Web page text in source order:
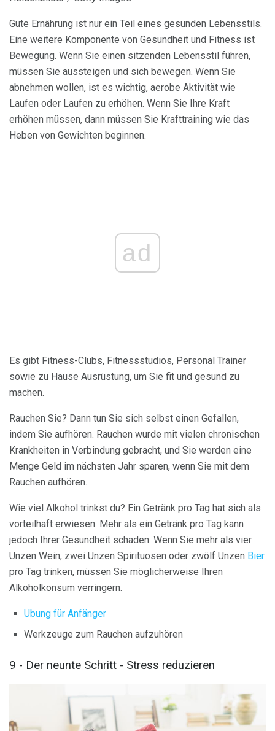
Gute Ernährung ist nur ein Teil eines gesunden Lebensstils.
Eine weitere Komponente von Gesundheit und Fitness ist
Bewegung. Wenn Sie einen sitzenden Lebensstil führen,
müssen Sie aussteigen und sich bewegen. Wenn Sie
abnehmen wollen, ist es wichtig, aerobe Aktivität wie
Laufen oder Laufen zu erhöhen. Wenn Sie Ihre Kraft
erhöhen müssen, dann müssen Sie Krafttraining wie das
Heben von Gewichten beginnen.
ad
Es gibt Fitness-Clubs, Fitnessstudios, Personal Trainer
sowie zu Hause Ausrüstung, um Sie fit und gesund zu
machen.
Rauchen Sie? Dann tun Sie sich selbst einen Gefallen,
indem Sie aufhören. Rauchen wurde mit vielen chronischen
Krankheiten in Verbindung gebracht, und Sie werden eine
Menge Geld im nächsten Jahr sparen, wenn Sie mit dem
Rauchen aufhören.
Wie viel Alkohol trinkst du? Ein Getränk pro Tag hat sich als
vorteilhaft erwiesen. Mehr als ein Getränk pro Tag kann
jedoch Ihrer Gesundheit schaden. Wenn Sie mehr als vier
Unzen Wein, zwei Unzen Spirituosen oder zwölf Unzen Bier
pro Tag trinken, müssen Sie möglicherweise Ihren
Alkoholkonsum verringern.
Übung für Anfänger
Werkzeuge zum Rauchen aufzuhören
9 - Der neunte Schritt - Stress reduzieren